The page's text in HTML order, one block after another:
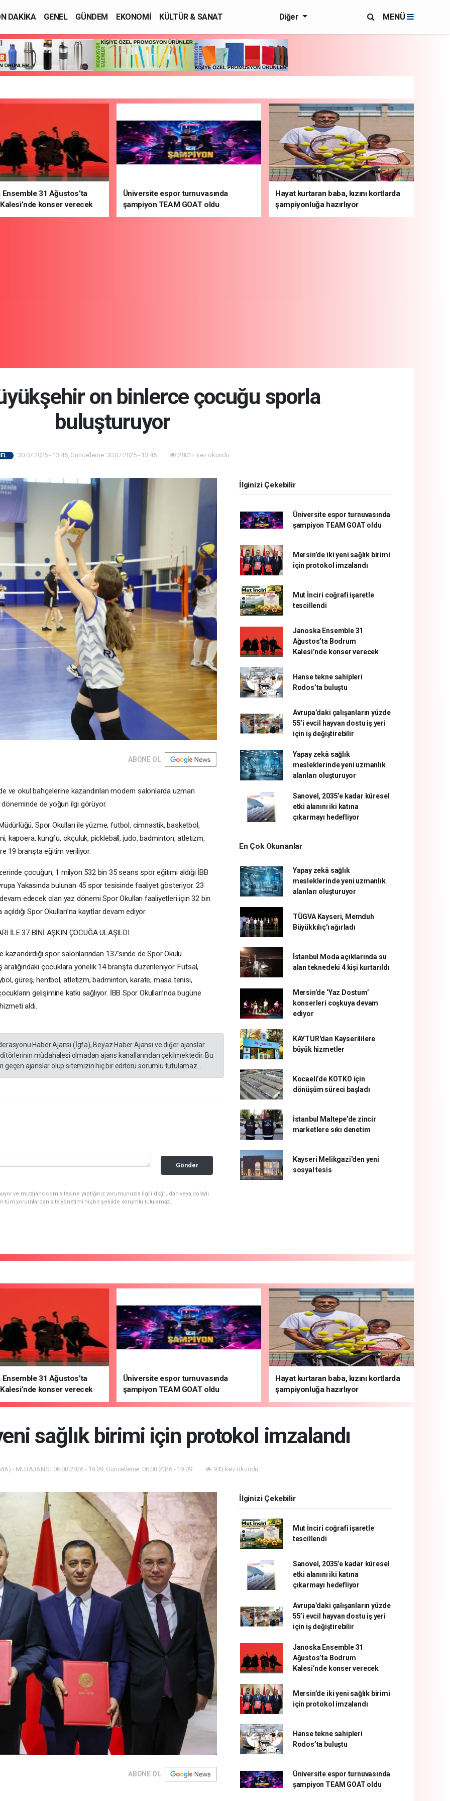
DAKİKA GENEL GÜNDEM EKONOMİ
KÜLTÜR & SANAT
Diğer MENÜ
31 Ağustos’ta
konser verecek
Üniversite espor turnuvasında
şampiyon TEAM GOAT oldu
Hayat kurtaran baba, kızını kortlarda
şampiyonluğa hazırlıyor
on binlerce çocuğu sporla
buluşturuyor
30.07.2025 - 13:45, Güncelleme: 30.07.2025 - 13:45 2801+ kez okundu.
ABONE OL
ve okul bahçelerine kazandırılan modern salonlarda uzman
de yoğun ilgi görüyor.
Spor Okulları ile yüzme, futbol, cimnastik, basketbol,
kapoera, kungfu, okçuluk, pickleball, judo, badminton, atletizm,
19 branşta eğitim veriliyor.
çocuğun, 1 milyon 532 bin 35 seans spor eğitimi aldığı İBB
Yakasında bulunan 45 spor tesisinde faaliyet gösteriyor. 23
edecek olan yaz dönemi Spor Okulları faaliyetleri için 32 bin
Spor Okulları’na kayıtlar devam ediyor.
İLE 37 BİNİ AŞKIN ÇOCUĞA ULAŞILDI
spor salonlarından 137’sinde de Spor Okulu
çocuklara yönelik 14 branşta düzenleniyor. Futsal,
güreş, hentbol, atletizm, badminton, karate, masa tenisi,
gelişimine katkı sağlıyor. İBB Spor Okulları’nda bugüne
aldı.
Haber Ajansı (İgfa), Beyaz Haber Ajansı ve diğer ajanslar
müdahalesi olmadan ajans kanallarından çekilmektedir. Bu
geçen ajanslar olup sitemizin hiç bir editörü sorumlu tutulamaz...
Gönder
ve mutajans.com sitesine yaptığınız yorumunuzla ilgili doğrudan veya dolaylı
tüm yorumlardan site yönetimi hiçbir şekilde sorumlu tutulamaz.
İlginizi Çekebilir
Üniversite espor turnuvasında
şampiyon TEAM GOAT oldu
Mersin’de iki yeni sağlık birimi
için protokol imzalandı
Mut İnciri coğrafi işaretle
tescillendi
Janoska Ensemble 31
Ağustos’ta Bodrum
Kalesi’nde konser verecek
Hanse tekne sahipleri
Rodos’ta buluştu
Avrupa’daki çalışanların yüzde
55’i evcil hayvan dostu iş yeri
için iş değiştirebilir
Yapay zekâ sağlık
mesleklerinde yeni uzmanlık
alanları oluşturuyor
Sanovel, 2035’e kadar küresel
etki alanını iki katına
çıkarmayı hedefliyor
En Çok Okunanlar
Yapay zekâ sağlık
mesleklerinde yeni uzmanlık
alanları oluşturuyor
TÜGVA Kayseri, Memduh
Büyükkılıç'ı ağırladı
İstanbul Moda açıklarında su
alan teknedeki 4 kişi kurtarıldı
Mersin’de ‘Yaz Dostum’
konserleri coşkuya devam
ediyor
KAYTUR'dan Kayserililere
büyük hizmetler
Kocaeli’de KOTKO için
dönüşüm süreci başladı
İstanbul Maltepe’de zincir
marketlere sıkı denetim
Kayseri Melikgazi'den yeni
sosyal tesis
31 Ağustos’ta
konser verecek
Üniversite espor turnuvasında
şampiyon TEAM GOAT oldu
Hayat kurtaran baba, kızını kortlarda
şampiyonluğa hazırlıyor
sağlık birimi için protokol imzalandı
- MUTAJANS | 06.08.2026 - 19:09, Güncelleme: 06.08.2026 - 19:09 943 kez okundu.
ABONE OL
İlginizi Çekebilir
Mut İnciri coğrafi işaretle
tescillendi
Sanovel, 2035’e kadar küresel
etki alanını iki katına
çıkarmayı hedefliyor
Avrupa’daki çalışanların yüzde
55’i evcil hayvan dostu iş yeri
için iş değiştirebilir
Janoska Ensemble 31
Ağustos’ta Bodrum
Kalesi’nde konser verecek
Mersin’de iki yeni sağlık birimi
için protokol imzalandı
Hanse tekne sahipleri
Rodos’ta buluştu
Üniversite espor turnuvasında
şampiyon TEAM GOAT oldu